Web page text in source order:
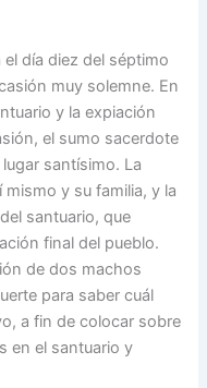
el día diez del séptimo
muy solemne. En
y la expiación
el sumo sacerdote
santísimo. La
y su familia, y la
santuario, que
final del pueblo.
de dos machos
para saber cuál
a fin de colocar sobre
en el santuario y